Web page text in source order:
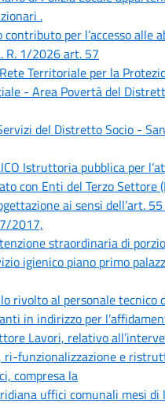
.
per l’accesso alle
R. 1/2026 art. 57
Territoriale per la
- Area Povertà del
del Distretto Socio -
Istruttoria pubblica per
con Enti del Terzo Settore
ai sensi dell’art. 55
2017,
straordinaria di
igienico piano primo
rivolto al personale tecnico
in indirizzo per
Lavori, relativo
ri-funzionalizzazione e
compresa la
uffici comunali mesi di